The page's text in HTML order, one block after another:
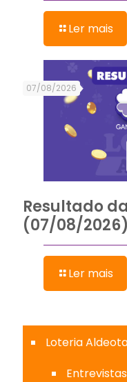
Ler mais
07/08/2026
Resultado
(07/08/2026)
Ler mais
Loteria
Entrevistas